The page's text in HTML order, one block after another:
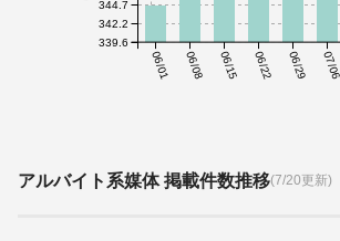
06/01 06/08 06/15 06/22 06/29 07/06
339.6
342.2
344.7
アルバイト系媒体 掲載件数推移(7/20更新)